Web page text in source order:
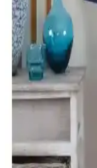
Varol Dama ve Orfe
dayanıklılığıyla öne
çekerken, Orfe serisi
Kullanıcılar, her iki
paylaşıyor.
Varol Dama Serisi
Kimono ve Şal
Kullanıcı Yorumları
Varol Dama serisinin
kalite pamuk ve su
memnuniyeti yüksek,
konfor sağlıyor.